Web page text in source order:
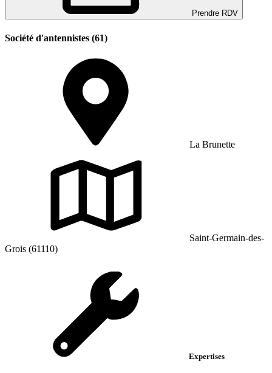
Prendre RDV
Société d'antennistes (61)
La Brunette
Saint-Germain-des-
Grois (61110)
Expertises